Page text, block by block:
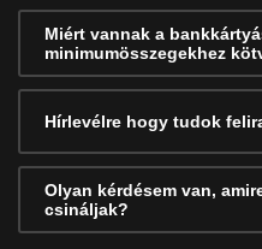
Miért vannak a
minimumösszegekhez
Hírlevélre hogy tudok
Olyan kérdésem van,
csináljak?